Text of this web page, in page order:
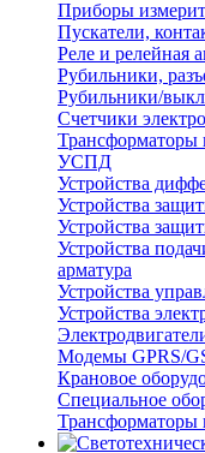
Приборы
Пускатели,
Реле и релейная
Рубильники,
Рубильники/
Счетчики
Трансформаторы
УСПД
Устройства
Устройства
Устройства
Устройства
арматура
Устройства
Устройства
Модемы GPRS/
Крановое
Специальное
Трансформаторы